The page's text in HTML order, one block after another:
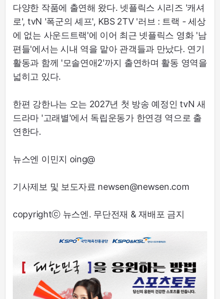
다양한 작품에 출연해 왔다. 넷플릭스 시리즈 '캐셔
로', tvN '폭군의 셰프', KBS 2TV '러브 : 트랙 - 세상
에 없는 사운드트랙'에 이어 최근 넷플릭스 영화 '남
편들'에서는 시내 역을 맡아 관객들과 만났다. 연기
활동과 함께 '모솔연애2'까지 출연하며 활동 영역을
넓히고 있다.
한편 강한나는 오는 2027년 첫 방송 예정인 tvN 새
드라마 '고래별'에서 독립운동가 한연경 역으로 출
연한다.
뉴스엔 이민지 oing@
기사제보 및 보도자료 newsen@newsen.com
copyrightⓒ 뉴스엔. 무단전재 & 재배포 금지